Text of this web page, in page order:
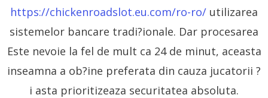
https://chickenroadslot.eu.com/ro-ro/ utilizarea
sistemelor bancare tradi?ionale. Dar procesarea
Este nevoie la fel de mult ca 24 de minut, aceasta
inseamna a ob?ine preferata din cauza jucatorii ?
i asta prioritizeaza securitatea absoluta.